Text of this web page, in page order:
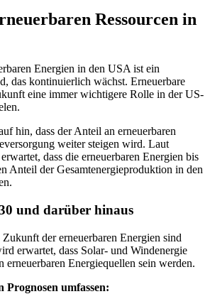
Ressourcen in
Energien in den USA ist ein
das kontinuierlich wächst. Erneuerbare
eine immer wichtigere Rolle in der US-
hin, dass der Anteil an erneuerbaren
weiter steigen wird. Laut
dass die erneuerbaren Energien bis
Anteil der Gesamtenergieproduktion in den
und darüber hinaus
der erneuerbaren Energien sind
erwartet, dass Solar- und Windenergie
erneuerbaren Energiequellen sein werden.
Prognosen umfassen: